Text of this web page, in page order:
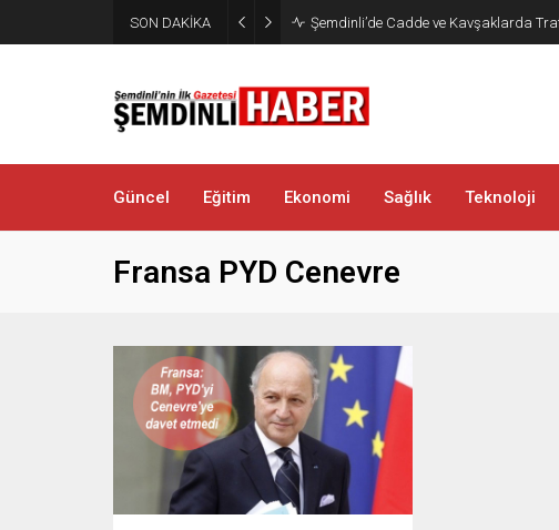
SON DAKİKA Şemdinli’de Cadde ve Kavşaklarda
Güncel Eğitim Ekonomi Sağlık Teknoloji
Fransa PYD Cenevre